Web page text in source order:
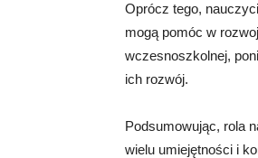
Oprócz tego,
mogą pomóc w
wczesnoszkolnej,
ich rozwój.
Podsumowując, rola
wielu umiejętności i